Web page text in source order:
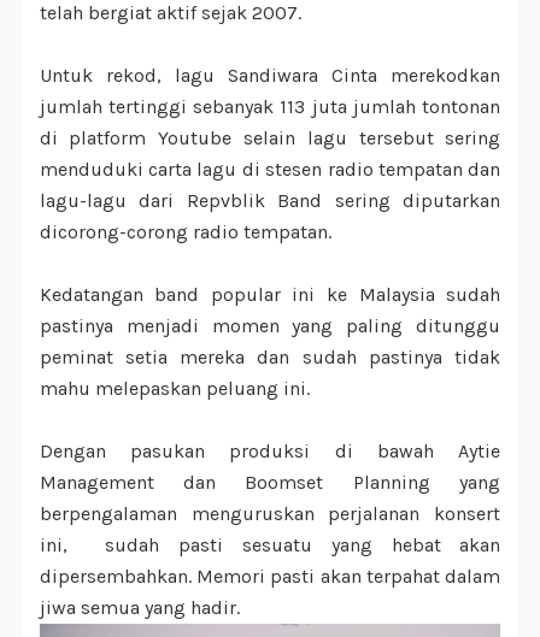
telah bergiat aktif sejak 2007.
Untuk rekod, lagu Sandiwara Cinta merekodkan
jumlah tertinggi sebanyak 113 juta jumlah tontonan
di platform Youtube selain lagu tersebut sering
menduduki carta lagu di stesen radio tempatan dan
lagu-lagu dari Repvblik Band sering diputarkan
dicorong-corong radio tempatan.
Kedatangan band popular ini ke Malaysia sudah
pastinya menjadi momen yang paling ditunggu
peminat setia mereka dan sudah pastinya tidak
mahu melepaskan peluang ini.
Dengan pasukan produksi di bawah Aytie
Management dan Boomset Planning yang
berpengalaman menguruskan perjalanan konsert
ini, sudah pasti sesuatu yang hebat akan
dipersembahkan. Memori pasti akan terpahat dalam
jiwa semua yang hadir.